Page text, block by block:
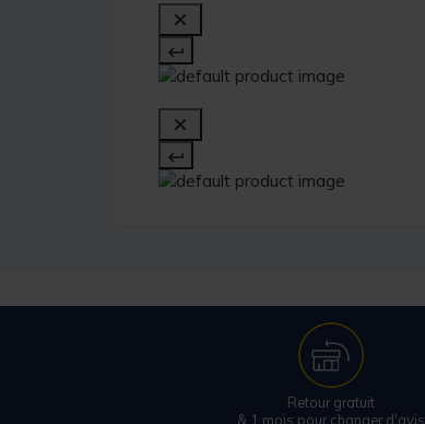
Retour gratuit
& 1 mois pour changer d'avis